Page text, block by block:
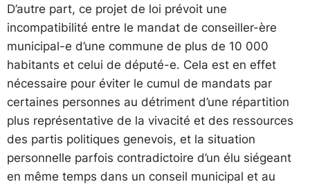
D’autre part, ce projet de loi prévoit une
incompatibilité entre le mandat de conseiller-ère
municipal-e d’une commune de plus de 10 000
habitants et celui de député-e. Cela est en effet
nécessaire pour éviter le cumul de mandats par
certaines personnes au détriment d’une répartition
plus représentative de la vivacité et des ressources
des partis politiques genevois, et la situation
personnelle parfois contradictoire d’un élu siégeant
en même temps dans un conseil municipal et au